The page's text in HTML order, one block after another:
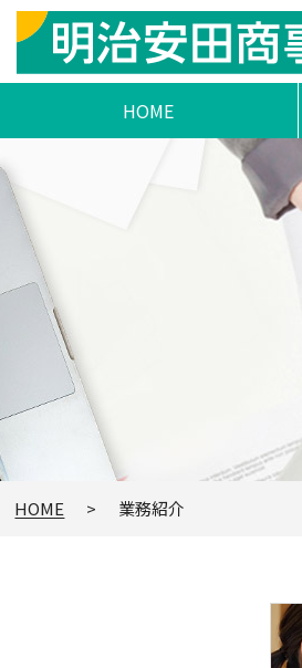
HOME
HOME 業務紹介